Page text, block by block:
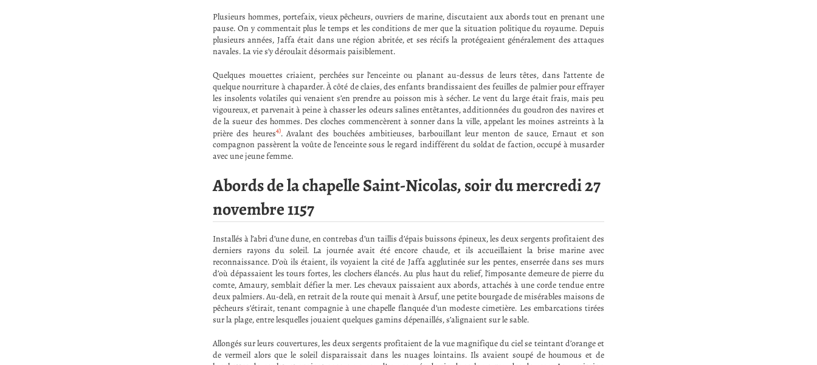
Plusieurs hommes, portefaix, vieux pêcheurs, ouvriers de marine, discutaient aux abords tout en prenant une
pause. On y commentait plus le temps et les conditions de mer que la situation politique du royaume. Depuis
plusieurs années, Jaffa était dans une région abritée, et ses récifs la protégeaient généralement des attaques
navales. La vie s’y déroulait désormais paisiblement.
Quelques mouettes criaient, perchées sur l’enceinte ou planant au-dessus de leurs têtes, dans l’attente de
quelque nourriture à chaparder. À côté de claies, des enfants brandissaient des feuilles de palmier pour effrayer
les insolents volatiles qui venaient s’en prendre au poisson mis à sécher. Le vent du large était frais, mais peu
vigoureux, et parvenait à peine à chasser les odeurs salines entêtantes, additionnées du goudron des navires et
de la sueur des hommes. Des cloches commencèrent à sonner dans la ville, appelant les moines astreints à la
prière des heures4). Avalant des bouchées ambitieuses, barbouillant leur menton de sauce, Ernaut et son
compagnon passèrent la voûte de l’enceinte sous le regard indifférent du soldat de faction, occupé à musarder
avec une jeune femme.
Abords de la chapelle Saint-Nicolas, soir du mercredi 27
novembre 1157
Installés à l’abri d’une dune, en contrebas d’un taillis d’épais buissons épineux, les deux sergents profitaient des
derniers rayons du soleil. La journée avait été encore chaude, et ils accueillaient la brise marine avec
reconnaissance. D’où ils étaient, ils voyaient la cité de Jaffa agglutinée sur les pentes, enserrée dans ses murs
d’où dépassaient les tours fortes, les clochers élancés. Au plus haut du relief, l’imposante demeure de pierre du
comte, Amaury, semblait défier la mer. Les chevaux paissaient aux abords, attachés à une corde tendue entre
deux palmiers. Au-delà, en retrait de la route qui menait à Arsuf, une petite bourgade de misérables maisons de
pêcheurs s’étirait, tenant compagnie à une chapelle flanquée d’un modeste cimetière. Les embarcations tirées
sur la plage, entre lesquelles jouaient quelques gamins dépenaillés, s’alignaient sur le sable.
Allongés sur leurs couvertures, les deux sergents profitaient de la vue magnifique du ciel se teintant d’orange et
de vermeil alors que le soleil disparaissait dans les nuages lointains. Ils avaient soupé de houmous et de